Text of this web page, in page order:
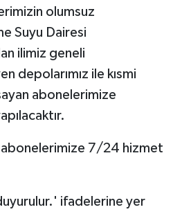
olumsuz
Suyu Dairesi
ilimiz geneli
depolarımız ile kısmi
abonelerimize
abonelerimize 7/24 hizmet
ifadelerine yer